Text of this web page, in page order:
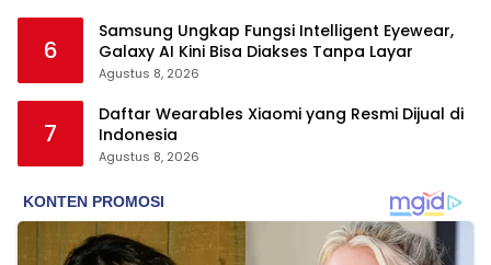
6
Samsung Ungkap Fungsi Intelligent Eyewear,
Galaxy AI Kini Bisa Diakses Tanpa Layar
Agustus 8, 2026
7
Daftar Wearables Xiaomi yang Resmi Dijual di
Indonesia
Agustus 8, 2026